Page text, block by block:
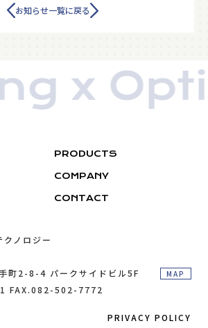
お知らせ一覧に戻る
x
PRODUCTS
COMPANY
CONTACT
クノロジー
町2-8-4 パークサイドビル5F
MAP
FAX.082-502-7772
PRIVACY POLICY